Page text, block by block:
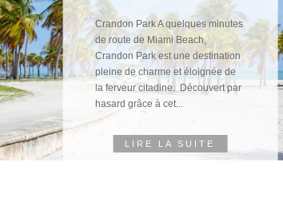
Jouant de notre chance sans
pareille, Nous nous sommes
envolés vers les eaux turquoises
et la faune exceptionnelle de la
Floride en cette semaine de saint
valentin, accompagnés de...